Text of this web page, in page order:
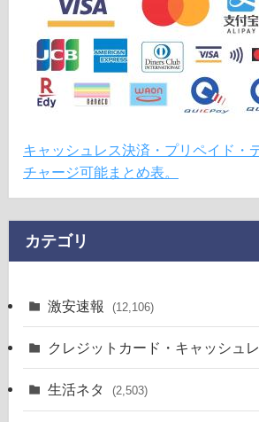
キャッシュレス決済・プリペイド・
チャージ可能まとめ表。
カテゴリ
激安速報 (12,106)
クレジットカード・キャッシュ
生活ネタ (2,503)